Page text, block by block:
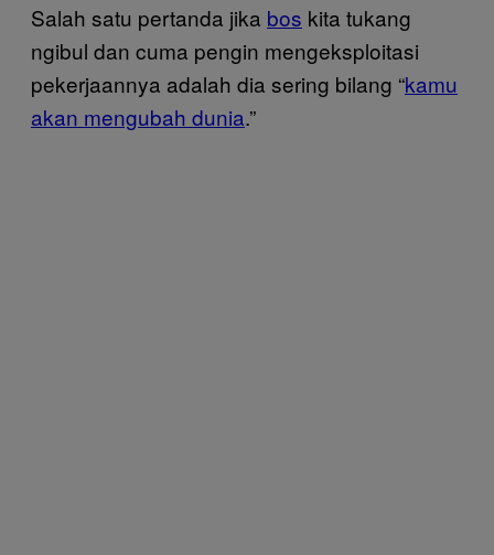
Salah satu pertanda jika bos kita tukang
ngibul dan cuma pengin mengeksploitasi
pekerjaannya adalah dia sering bilang “kamu
akan mengubah dunia.”